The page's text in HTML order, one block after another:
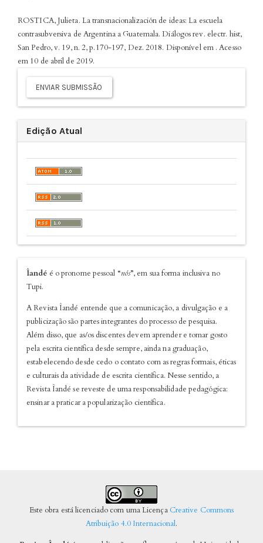
ROSTICA, Julieta. La transnacionalización de ideas: La escuela
contrasubversiva de Argentina a Guatemala. Diálogos rev. electr. hist,
San Pedro, v. 19, n. 2, p.170-197, Dez. 2018. Disponível em . Acesso
em 10 de abril de 2019.
Submissão
ENVIAR SUBMISSÃO
Edição Atual
sobre
Îandé é o pronome pessoal “nós”, em sua forma inclusiva no
Tupi.
A Revista Îandé entende que a comunicação, a divulgação e a
publicização são partes integrantes do processo de pesquisa.
Além disso, que as/os discentes devem aprender e tomar gosto
pela escrita científica desde sempre, ainda na graduação,
estabelecendo desde cedo o contato com as regras formais, éticas
e culturais da atividade de escrita científica. Nesse sentido, a
Revista Îandé se reveste de uma responsabilidade pedagógica:
ensinar a praticar a popularização científica.
Este obra está licenciado com uma Licença Creative Commons
Atribuição 4.0 Internacional.